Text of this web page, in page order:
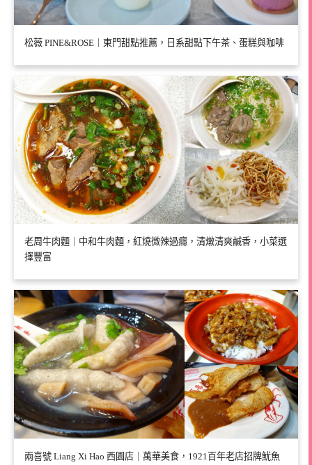
松薇 PINE&ROSE｜東門甜點推薦，日系甜點下午茶、蛋糕與咖啡
老周牛肉麵｜中和牛肉麵，紅燒微辣過癮，清燉清爽鹹香，小菜選
擇豐富
兩喜號 Liang Xi Hao 西園店｜萬華美食，1921百年老店招牌魷魚